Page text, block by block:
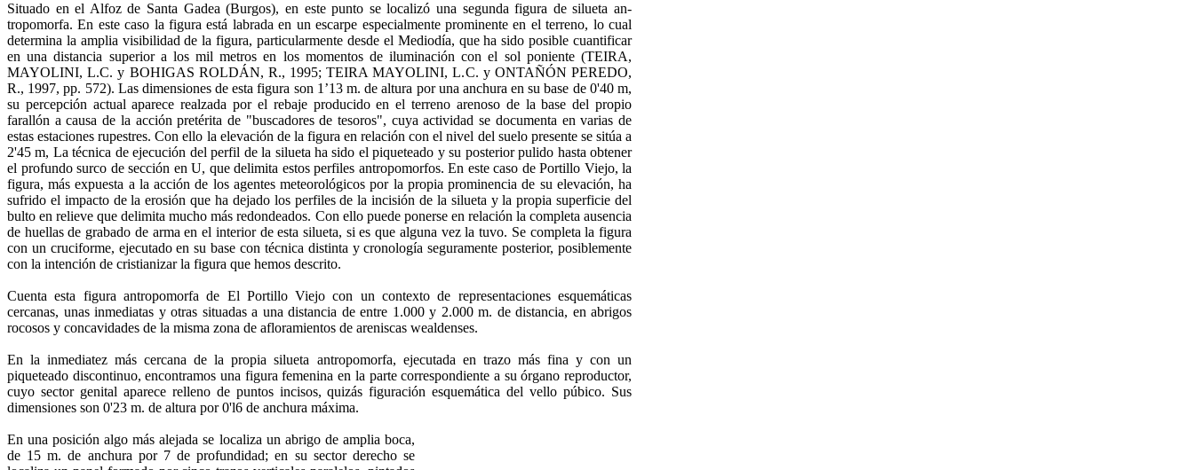
Situado en el Alfoz de Santa Gadea (Burgos), en este punto se localizó una segunda figura de silueta an­
tropomorfa. En este caso la figura está labrada en un escarpe especialmente prominente en el terreno, lo cual
deter­mina la amplia visibilidad de la figura, particularmente desde el Mediodía, que ha sido posible cuantificar
en una distancia su­perior a los mil metros en los momentos de iluminación con el sol poniente (TEIRA,
MAYOLINI, L.C. y BOHIGAS ROLDÁN, R., 1995; TEIRA MAYOLINI, L.C. y ONTAÑÓN PEREDO,
R., 1997, pp. 572). Las dimensiones de esta figura son 1’13 m. de altura por una anchura en su base de 0'40 m,
su percepción actual apa­rece realzada por el rebaje producido en el terreno arenoso de la base del propio
farallón a causa de la acción pretérita de "bus­cadores de tesoros", cuya actividad se documenta en varias de
estas estaciones rupestres. Con ello la elevación de la figura en relación con el nivel del suelo presente se sitúa a
2'45 m, La téc­nica de ejecución del perfil de la silueta ha sido el piqueteado y su posterior pulido hasta obtener
el profundo surco de sección en U, que delimita estos perfiles antropomorfos. En este caso de Portillo Viejo, la
figura, más expuesta a la acción de los agentes meteorológicos por la propia prominencia de su elevación, ha
sufrido el impacto de la erosión que ha dejado los perfiles de la incisión de la silueta y la propia superficie del
bulto en relieve que delimita mucho más redondeados. Con ello puede ponerse en relación la completa ausencia
de huellas de grabado de arma en el interior de esta silueta, si es que alguna vez la tuvo. Se com­pleta la figura
con un cruciforme, ejecutado en su base con téc­nica distinta y cronología seguramente posterior, posiblemente
con la intención de cristianizar la figura que hemos descrito.
Cuenta esta figura antropomorfa de El Portillo Viejo con un contexto de representaciones esquemáticas
cercanas, unas in­mediatas y otras situadas a una distancia de entre 1.000 y 2.000 m. de distancia, en abrigos
rocosos y concavidades de la misma zona de afloramientos de areniscas wealdenses.
En la inmediatez más cercana de la propia silueta antropo­morfa, ejecutada en trazo más fina y con un
piqueteado dis­continuo, encontramos una figura femenina en la parte corres­pondiente a su órgano reproductor,
cuyo sector genital apare­ce relleno de puntos incisos, quizás figuración esquemática del vello púbico. Sus
dimensiones son 0'23 m. de altura por 0'l6 de anchura máxima.
En una posición algo más alejada se localiza un abrigo de amplia boca,
de 15 m. de anchura por 7 de profundidad; en su sector derecho se